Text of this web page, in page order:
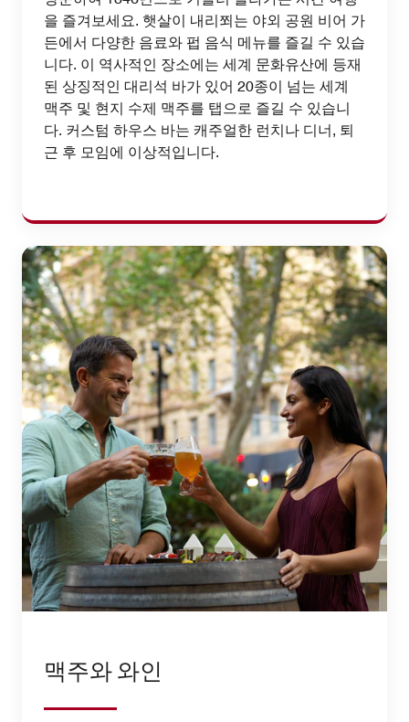
을 즐겨보세요. 햇살이 내리쬐는 야외 공원 비어 가
든에서 다양한 음료와 펍 음식 메뉴를 즐길 수 있습
니다. 이 역사적인 장소에는 세계 문화유산에 등재
된 상징적인 대리석 바가 있어 20종이 넘는 세계
맥주 및 현지 수제 맥주를 탭으로 즐길 수 있습니
다. 커스텀 하우스 바는 캐주얼한 런치나 디너, 퇴
근 후 모임에 이상적입니다.
맥주와 와인